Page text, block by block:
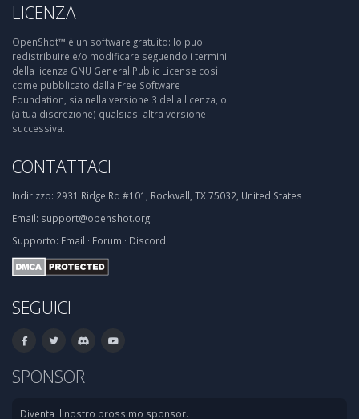
LICENZA
OpenShot™ è un software gratuito: lo puoi
redistribuire e/o modificare seguendo i termini
della licenza GNU General Public License così
come pubblicato dalla Free Software
Foundation, sia nella versione 3 della licenza, o
(a tua discrezione) qualsiasi altra versione
successiva.
CONTATTACI
Indirizzo: 2931 Ridge Rd #101, Rockwall, TX 75032, United States
Email: support@openshot.org
Supporto: Email · Forum · Discord
SEGUICI
SPONSOR
Diventa il nostro prossimo sponsor.